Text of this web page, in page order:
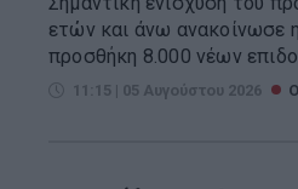
ετών και άνω ανακοίνωσε
προσθήκη 8.000 νέων
11:15 | 05 Αυγούστου 2026